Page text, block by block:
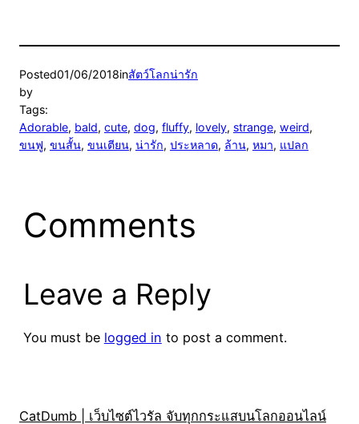
Posted01/06/2018inสัตว์โลกน่ารัก
by
Tags:
Adorable, bald, cute, dog, fluffy, lovely, strange, weird
ขนฟู, ขนสั้น, ขนเตียน, น่ารัก, ประหลาด, ล้าน, หมา, แปลก
Comments
Leave a Reply
You must be logged in to post a comment.
CatDumb | เว็บไซต์ไวรัล จับทุกกระแสบนโลกออนไลน์